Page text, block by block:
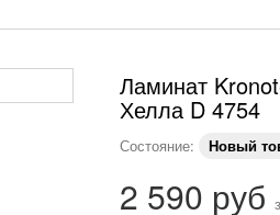
Ламинат
Хелла D 4754
Состояние: Новый
2 590 руб